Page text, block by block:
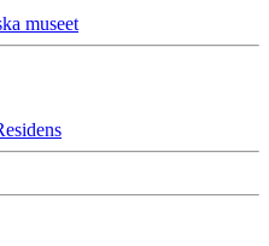
museet